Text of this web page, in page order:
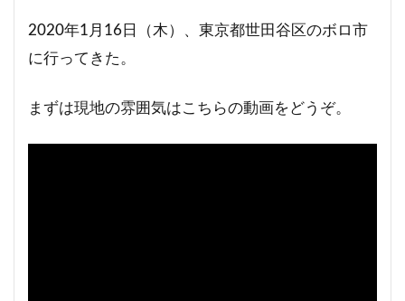
2020年1月16日（木）、東京都世田谷区のボロ市
に行ってきた。
まずは現地の雰囲気はこちらの動画をどうぞ。